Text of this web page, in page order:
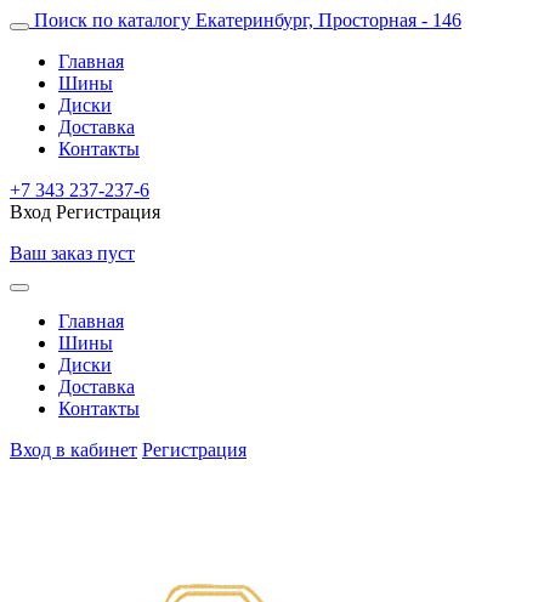
Поиск по каталогу Екатеринбург, Просторная - 146
Главная
Шины
Диски
Доставка
Контакты
+7 343 237-237-6
Вход Регистрация
Ваш заказ пуст
Главная
Шины
Диски
Доставка
Контакты
Вход в кабинет Регистрация